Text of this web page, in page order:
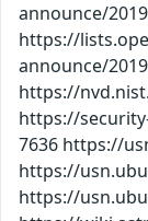
announce/
https://
announce/
https://
https://
7636 https://
https://
https://